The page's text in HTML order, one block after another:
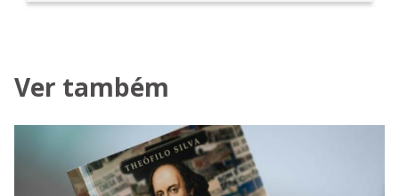
Ver também